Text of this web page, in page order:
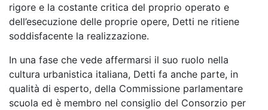
rigore e la costante critica del proprio operato e
dell’esecuzione delle proprie opere, Detti ne ritiene
soddisfacente la realizzazione.
In una fase che vede affermarsi il suo ruolo nella
cultura urbanistica italiana, Detti fa anche parte, in
qualità di esperto, della Commissione parlamentare
scuola ed è membro nel consiglio del Consorzio per